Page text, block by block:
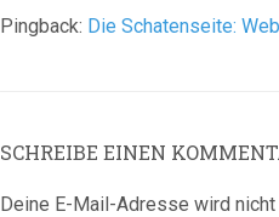
Pingback: Die Schatenseite:
SCHREIBE EINEN
Deine E-Mail-Adresse wird